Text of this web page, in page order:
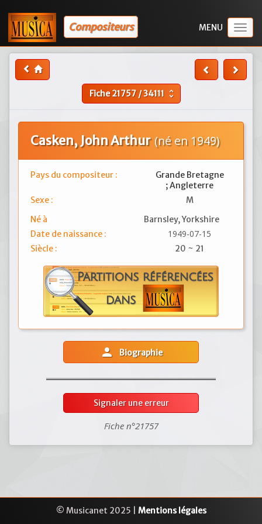
Compositeurs
Fiche21757/34111 unfold_more
Casken, John Arthur(né en 1949)
Pays du compositeur :
Grande Bretagne
; Angleterre
Sexe :
M
Né à
Barnsley, Yorkshire
Date de naissance :
1949-07-15
Siècle : 20 ~ 21
person Biographie
Signaler une erreur
Fiche n°21757
© Musicanet 2025 | Mentions légales